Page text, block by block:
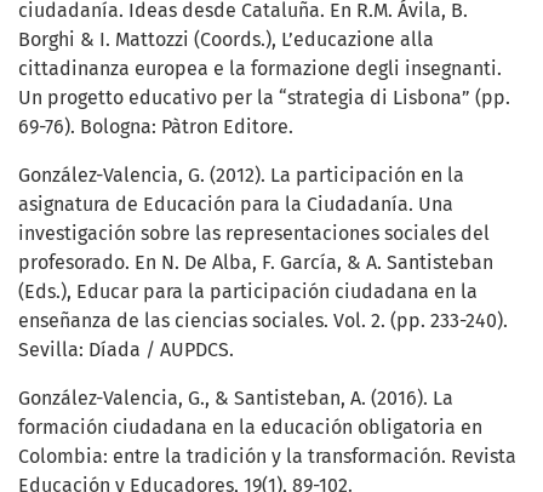
ciudadanía. Ideas desde Cataluña. En R.M. Ávila, B.
Borghi & I. Mattozzi (Coords.), L’educazione alla
cittadinanza europea e la formazione degli insegnanti.
Un progetto educativo per la “strategia di Lisbona” (pp.
69-76). Bologna: Pàtron Editore.
González-Valencia, G. (2012). La participación en la
asignatura de Educación para la Ciudadanía. Una
investigación sobre las representaciones sociales del
profesorado. En N. De Alba, F. García, & A. Santisteban
(Eds.), Educar para la participación ciudadana en la
enseñanza de las ciencias sociales. Vol. 2. (pp. 233-240).
Sevilla: Díada / AUPDCS.
González-Valencia, G., & Santisteban, A. (2016). La
formación ciudadana en la educación obligatoria en
Colombia: entre la tradición y la transformación. Revista
Educación y Educadores, 19(1), 89-102.